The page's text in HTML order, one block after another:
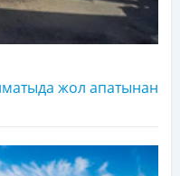
жол апатынан